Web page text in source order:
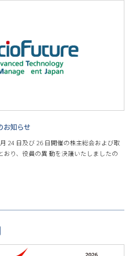
お知らせ
24 日及び 26 日開催の株主総会および取
おり、役員の異 動を決議いたしましたの